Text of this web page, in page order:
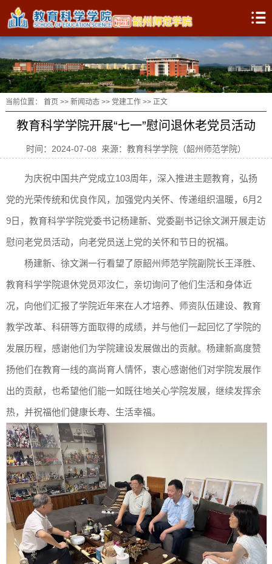
当前位置： 首页 >> 新闻动态>> 党建工作>> 正文
教育科学学院开展“七一”慰问退休老党员活动
时间：2024-07-08 来源：教育科学学院（韶州师范学院）
为庆祝中国共产党成立103周年，深入推进主题教育，弘扬
党的光荣传统和优良作风，加强党内关怀、传递组织温暖，6月2
9日，教育科学学院党委书记杨建新、党委副书记徐文渊开展走访
慰问老党员活动，向老党员送上党的关怀和节日的祝福。
杨建新、徐文渊一行看望了原韶州师范学院副院长王泽胜、
教育科学学院退休党员邓汝仁，亲切询问了他们生活和身体近
况，向他们汇报了学院近年来在人才培养、师资队伍建设、教育
教学改革、科研等方面取得的成绩，并与他们一起回忆了学院的
发展历程，感谢他们为学院建设发展做出的贡献。杨建新高度赞
扬他们在教育一线的高尚育人情怀，衷心感谢他们对学院发展作
出的贡献，也希望他们能一如既往地关心学院发展，继续发挥余
热，并祝福他们健康长寿、生活幸福。